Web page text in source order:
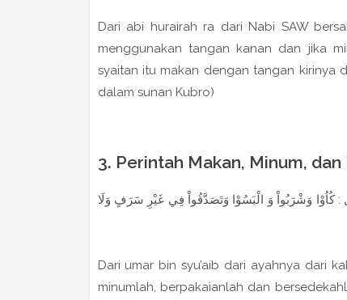
Dari abi hurairah ra dari Nabi SAW
menggunakan tangan kanan dan jika
syaitan itu makan dengan tangan kirinya
dalam sunan Kubro)
3. Perintah Makan, Minum,
وَشْرَبُواْ وَ الْبَسُوْا وَتَصَدَّقُواْ فِي غَيْرِ سَرَفٍ وَلَا
Dari umar bin syu’aib dari ayahnya dari
minumlah, berpakaianlah dan